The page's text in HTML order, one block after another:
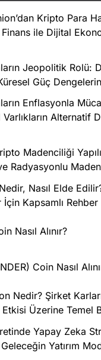
Kripto Para
ile Dijital
Jeopolitik Rolü:
Güç
Enflasyonla
Alternatif
Madenciliği
Radyasyonlu
Nasıl Elde
İçin Kapsamlı Rehber
Nasıl Alınır?
Coin Nasıl
Nedir? Şirket
Üzerine Temel
Yapay Zeka
Yatırım